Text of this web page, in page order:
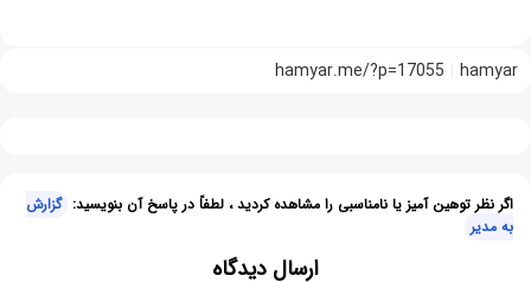
hamyar
hamyar.me/?p=17055
اگر نظر توهین آمیز یا نامناسبی را مشاهده کردید ، لطفاً در پاسخ آن بنویسید: گزارش
به مدیر
ارسال دیدگاه